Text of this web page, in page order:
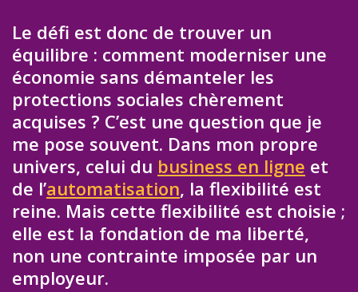
Le défi est donc de trouver un
équilibre : comment moderniser une
économie sans démanteler les
protections sociales chèrement
acquises ? C’est une question que je
me pose souvent. Dans mon propre
univers, celui du business en ligne et
de l’automatisation, la flexibilité est
reine. Mais cette flexibilité est choisie ;
elle est la fondation de ma liberté,
non une contrainte imposée par un
employeur.